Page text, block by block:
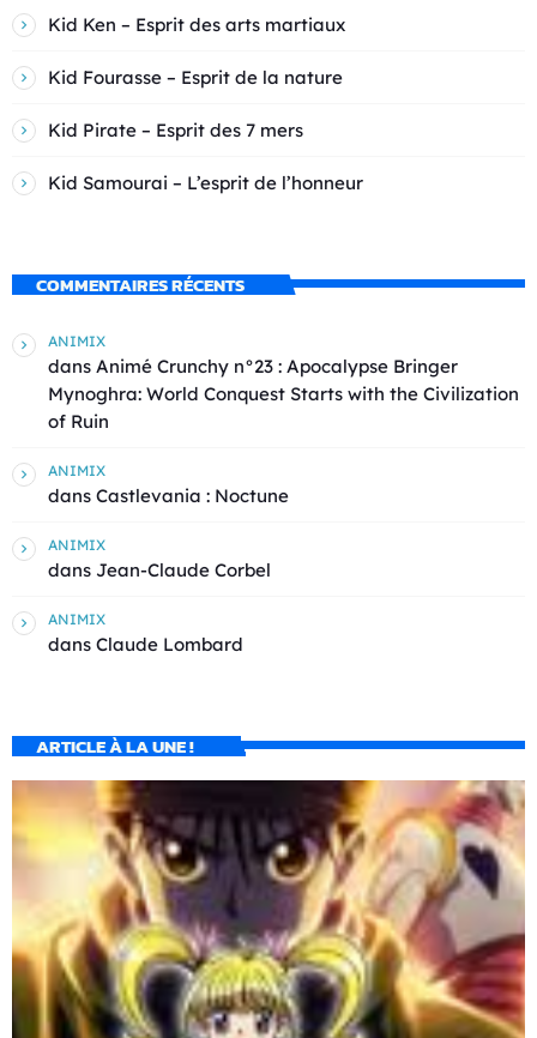
Kid Ken – Esprit des arts martiaux
Kid Fourasse – Esprit de la nature
Kid Pirate – Esprit des 7 mers
Kid Samourai – L’esprit de l’honneur
COMMENTAIRES RÉCENTS
ANIMIX
dans Animé Crunchy n°23 : Apocalypse Bringer
Mynoghra: World Conquest Starts with the Civilization
of Ruin
ANIMIX
dans Castlevania : Noctune
ANIMIX
dans Jean-Claude Corbel
ANIMIX
dans Claude Lombard
ARTICLE À LA UNE !